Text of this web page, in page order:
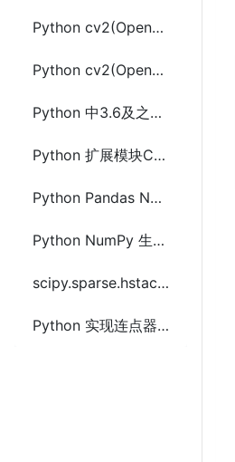
Python cv2(Opencv) 图像梯度Sobel算子、Scharr算子和Laplacian算子
Python cv2(Opencv) Canny边缘检测 和 傅里叶变换
Python 中3.6及之前版本datetime没有fromisoformat()的解决方法
Python 扩展模块Cython安装及使用
Python Pandas Numpy的作用和优势及对比关系型数据库
Python NumPy 生成随机数的方法及示例
scipy.sparse.hstack 与 np.hstack 区别及使用
Python 实现连点器5种方法